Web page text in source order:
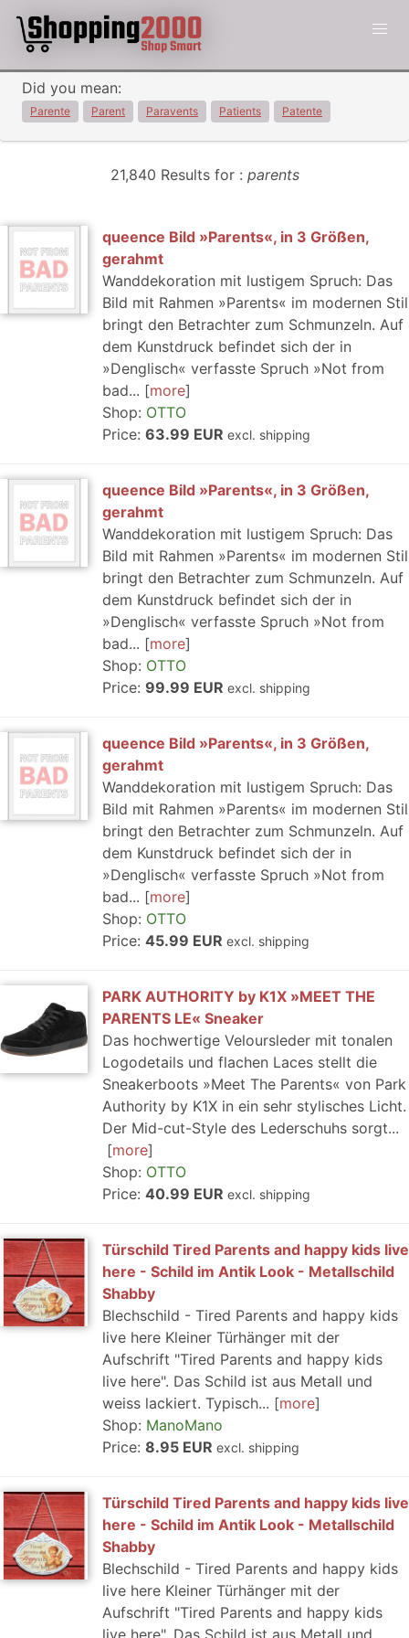
Did you mean:
Parente Parent Paravents Patients Patente
21,840 Results for : parents
queence Bild »Parents«, in 3 Größen,
gerahmt
Wanddekoration mit lustigem Spruch: Das
Bild mit Rahmen »Parents« im modernen Stil
bringt den Betrachter zum Schmunzeln. Auf
dem Kunstdruck befindet sich der in
»Denglisch« verfasste Spruch »Not from
bad...
more
Shop: OTTO
Price: 63.99 EUR excl. shipping
queence Bild »Parents«, in 3 Größen,
gerahmt
Wanddekoration mit lustigem Spruch: Das
Bild mit Rahmen »Parents« im modernen Stil
bringt den Betrachter zum Schmunzeln. Auf
dem Kunstdruck befindet sich der in
»Denglisch« verfasste Spruch »Not from
bad...
more
Shop: OTTO
Price: 99.99 EUR excl. shipping
queence Bild »Parents«, in 3 Größen,
gerahmt
Wanddekoration mit lustigem Spruch: Das
Bild mit Rahmen »Parents« im modernen Stil
bringt den Betrachter zum Schmunzeln. Auf
dem Kunstdruck befindet sich der in
»Denglisch« verfasste Spruch »Not from
bad...
more
Shop: OTTO
Price: 45.99 EUR excl. shipping
PARK AUTHORITY by K1X »MEET THE
PARENTS LE« Sneaker
Das hochwertige Veloursleder mit tonalen
Logodetails und flachen Laces stellt die
Sneakerboots »Meet The Parents« von Park
Authority by K1X in ein sehr stylisches Licht.
Der Mid-cut-Style des Lederschuhs sorgt...
more
Shop: OTTO
Price: 40.99 EUR excl. shipping
Türschild Tired Parents and happy kids live
here - Schild im Antik Look - Metallschild
Shabby
Blechschild - Tired Parents and happy kids
live here Kleiner Türhänger mit der
Aufschrift "Tired Parents and happy kids
live here". Das Schild ist aus Metall und
weiss lackiert. Typisch...
more
Shop: ManoMano
Price: 8.95 EUR excl. shipping
Türschild Tired Parents and happy kids live
here - Schild im Antik Look - Metallschild
Shabby
Blechschild - Tired Parents and happy kids
live here Kleiner Türhänger mit der
Aufschrift "Tired Parents and happy kids
live here". Das Schild ist aus Metall und